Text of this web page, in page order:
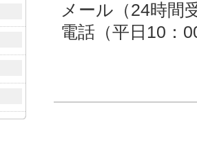
メール（24時間
電話（平日10：